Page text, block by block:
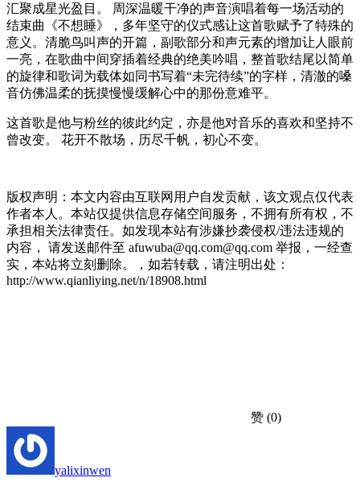
汇聚成星光盈目。 周深温暖干净的声音演唱着每一场活动的
结束曲《不想睡》，多年坚守的仪式感让这首歌赋予了特殊的
意义。清脆鸟叫声的开篇，副歌部分和声元素的增加让人眼前
一亮，在歌曲中间穿插着经典的绝美吟唱，整首歌结尾以简单
的旋律和歌词为载体如同书写着“未完待续”的字样，清澈的嗓
音仿佛温柔的抚摸慢慢缓解心中的那份意难平。
这首歌是他与粉丝的彼此约定，亦是他对音乐的喜欢和坚持不
曾改变。 花开不散场，历尽千帆，初心不变。
版权声明：本文内容由互联网用户自发贡献，该文观点仅代表
作者本人。本站仅提供信息存储空间服务，不拥有所有权，不
承担相关法律责任。如发现本站有涉嫌抄袭侵权/违法违规的
内容， 请发送邮件至 afuwuba@qq.com@qq.com 举报，一经查
实，本站将立刻删除。，如若转载，请注明出处：
http://www.qianliying.net/n/18908.html
赞 (0)
yalixinwen